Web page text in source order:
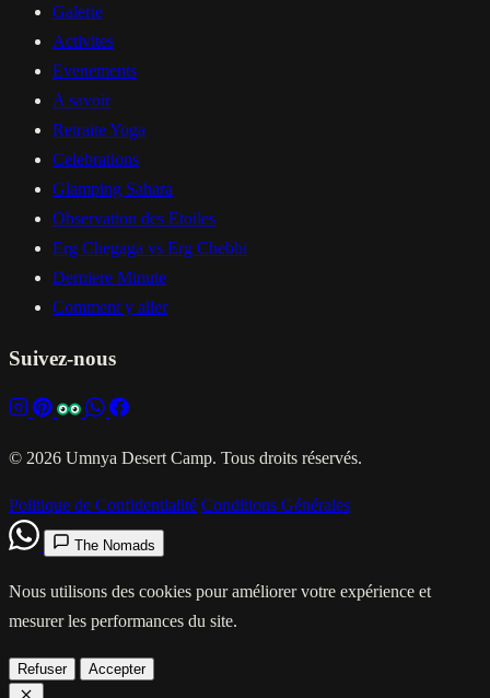
Galerie
Activites
Evenements
A savoir
Retraite Yoga
Celebrations
Glamping Sahara
Observation des Etoiles
Erg Chegaga vs Erg Chebbi
Derniere Minute
Comment y aller
Suivez-nous
© 2026 Umnya Desert Camp. Tous droits réservés.
Politique de Confidentialité Conditions Générales
The Nomads
Nous utilisons des cookies pour améliorer votre expérience et
mesurer les performances du site.
Refuser Accepter